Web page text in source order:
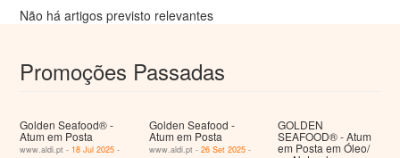
Não há artigos previsto relevantes
Promoções Passadas
Golden Seafood® -
Atum em Posta
www.aldi.pt - 18 Jul 2025 -
Golden Seafood -
Atum em Posta
www.aldi.pt - 26 Set 2025-
GOLDEN
SEAFOOD® - Atum
em Posta em Óleo/